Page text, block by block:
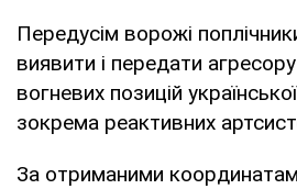
Передусім ворожі
виявити і передати агресору
вогневих позицій
зокрема реактивних
За отриманими